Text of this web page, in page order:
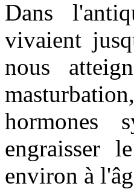
Dans
vivaient
nous
hormones
engraisser
environ à